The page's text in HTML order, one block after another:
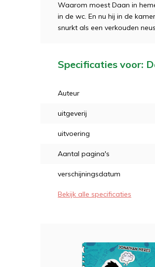
Waarom moest Daan in
in de wc. En nu hij in de
snurkt als een verkouden
Specificaties voor:
Auteur
uitgeverij
uitvoering
Aantal pagina's
verschijningsdatum
Bekijk alle specificaties